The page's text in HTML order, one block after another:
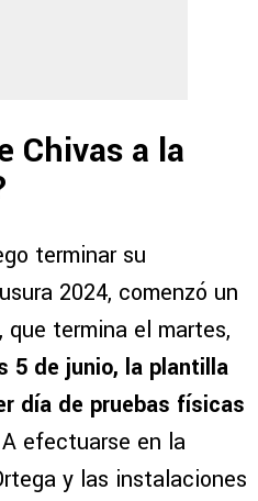
Chivas a la
terminar su
2024, comenzó un
termina el martes,
5 de junio, la plantilla
día de pruebas físicas
efectuarse en la
y las instalaciones